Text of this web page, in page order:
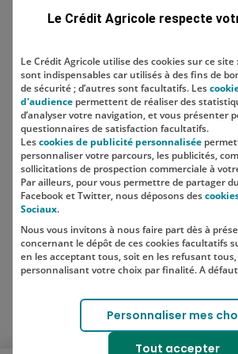
Localisation
SUIVEZ-NOUS SUR LES
SOCIAUX
Lien vers le
Lien
Le Crédit Agricole respecte
Le Crédit Agricole utilise des cookies sur ce
sont indispensables car utilisés à des fins de
de sécurité ; d’autres sont facultatifs. Les
d'audience permettent de réaliser des
d’analyser votre navigation, et vous présenter
questionnaires de satisfaction facultatifs.
Lescookies de publicité personnalisée
personnaliser votre parcours, les publicités,
sollicitations de prospection commerciale à
Par ailleurs, pour vous permettre de partager
Facebook et Twitter, nous déposons des
Sociaux.
Nous vous invitons à nous faire part dès à
concernant le dépôt de ces cookies facultatifs
en les acceptant tous, soit en les refusant
personnalisant votre choix par finalité. A
Votre choix est libre et peut être modifié à tout
sur le lien "Cookies", en bas de page.
Pour en savoir plus sur les responsables de
finalités, cliquez sur "Personnaliser mes choix".
Personnaliser mes
Tout accepter